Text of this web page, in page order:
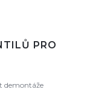
PRO
demontáže